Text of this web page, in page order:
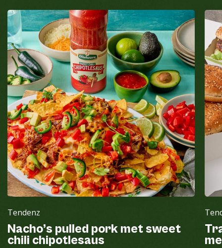
Tendenz
Nacho’s pulled pork met sweet
chili chipotlesaus